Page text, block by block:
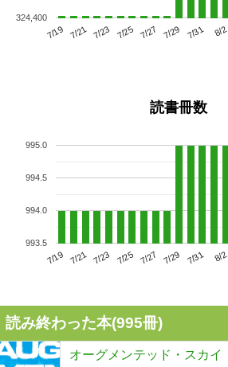
7/19 7/21 7/23 7/25 7/27 7/29 7/31 8/2
324,400
読書冊数
7/19 7/21 7/23 7/25 7/27 7/29 7/31 8/2
993.5
994.0
994.5
995.0
読み終わった本(995冊)
オーグメンテッド・スカイ